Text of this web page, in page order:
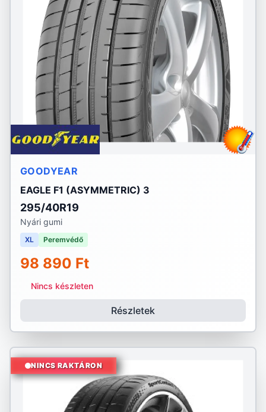
GOODYEAR
EAGLE F1 (ASYMMETRIC) 3
295/40R19
Nyári gumi
XL Peremvédő
98 890 Ft
Nincs készleten
Részletek
NINCS RAKTÁRON